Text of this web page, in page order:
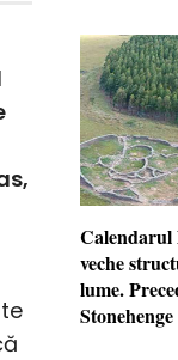
Calendarul
veche
lume.